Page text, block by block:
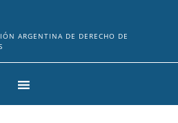
ARGENTINA DE DERECHO DE